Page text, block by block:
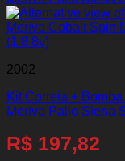
2002
Kit Correia +
Meriva Palio Siena
R$ 197,82